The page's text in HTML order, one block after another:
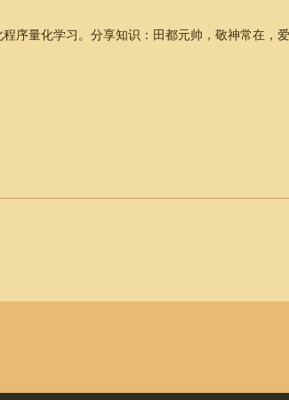
序量化学习。分享知识：田都元帅，敬神常在，